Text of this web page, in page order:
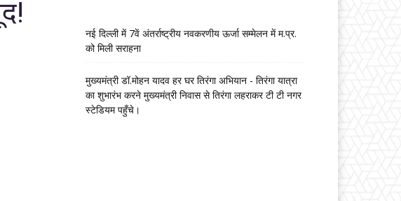
नई दिल्ली में 7वें अंतर्राष्ट्रीय नवकरणीय ऊर्जा सम्मेलन में म.प्र.
को मिली सराहना
मुख्यमंत्री डॉ.मोहन यादव हर घर तिरंगा अभियान - तिरंगा यात्रा
का शुभारंभ करने मुख्यमंत्री निवास से तिरंगा लहराकर टी टी नगर
स्टेडियम पहुँचे।